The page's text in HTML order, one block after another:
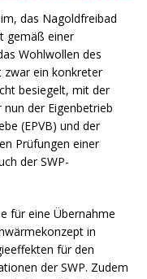
das Nagoldfreibad
gemäß einer
Wohlwollen des
zwar ein konkreter
besiegelt, mit der
der Eigenbetrieb
(EPVB) und der
Prüfungen einer
der SWP-
für eine Übernahme
in
für den
der SWP. Zudem